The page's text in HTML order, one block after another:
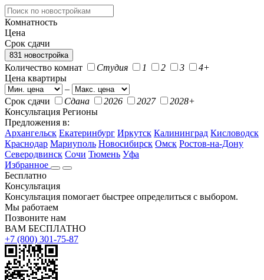
Комнатность
Цена
Срок сдачи
831 новостройка
Количество комнат Студия 1 2 3
4+
Цена квартиры
–
Срок сдачи
Сдана 2026 2027
2028+
Консультация Регионы
Предложения в:
Архангельск Екатеринбург Иркутск Калининград Кисловодск
Краснодар Мариуполь Новосибирск Омск Ростов-на-Дону
Северодвинск Сочи Тюмень Уфа
Избранное
Бесплатно
Консультация
Консультация помогает быстрее определиться с выбором.
Мы работаем
Позвоните нам
ВАМ БЕСПЛАТНО
+7 (800) 301-75-87